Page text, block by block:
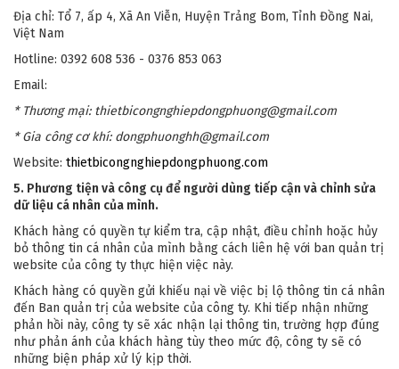
Địa chỉ: Tổ 7, ấp 4, Xã An Viễn, Huyện Trảng Bom, Tỉnh Đồng Nai,
Việt Nam
Hotline: 0392 608 536 - 0376 853 063
Email:
* Thương mại: thietbicongnghiepdongphuong@gmail.com
* Gia công cơ khí: dongphuonghh@gmail.com
Website: thietbicongnghiepdongphuong.com
5. Phương tiện và công cụ để người dùng tiếp cận và chỉnh sửa
dữ liệu cá nhân của mình.
Khách hàng có quyền tự kiểm tra, cập nhật, điều chỉnh hoặc hủy
bỏ thông tin cá nhân của mình bằng cách liên hệ với ban quản trị
website của công ty thực hiện việc này.
Khách hàng có quyền gửi khiếu nại về việc bị lộ thông tin cá nhân
đến Ban quản trị của website của công ty. Khi tiếp nhận những
phản hồi này, công ty sẽ xác nhận lại thông tin, trường hợp đúng
như phản ánh của khách hàng tùy theo mức độ, công ty sẽ có
những biện pháp xử lý kịp thời.